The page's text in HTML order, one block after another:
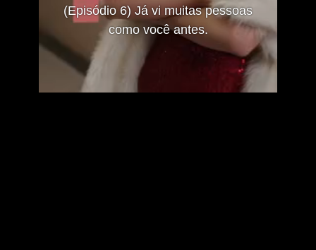
(Episódio 6) Já vi muitas pessoas
como você antes.